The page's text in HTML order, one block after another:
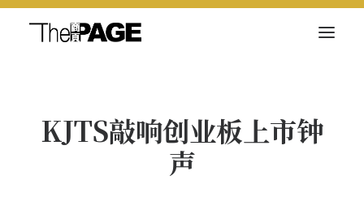
新闻内容
KJTS敲响创业板上市钟
声